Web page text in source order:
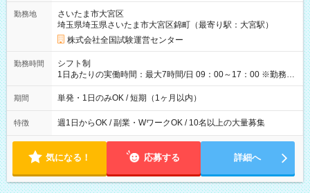
例】 ・河合塾模擬試験 8:30～17:30（休憩1時間） 時給1,300円
×8時間＝日収10,400円＋交通費 ※当日の役割により時給＋100
円の場合あり ・国家試験 7:00～13:30（休憩なし） 時給1,300
円（役割手当＋100円）×6時間＝日収8,400円＋交通費 【試用期
間】試用期間なし
勤務地
さいたま市大宮区
埼玉県埼玉県さいたま市大宮区錦町（最寄り駅：大宮駅）
株式会社全国試験運営センター
勤務時間
シフト制
1日あたりの実働時間：最大7時間/日 09：00～17：00 ※勤務時
間は 試験により異なります。
期間 単発・1日のみOK / 短期（1ヶ月以内）
特徴 週1日からOK / 副業・WワークOK / 10名以上の大量募集
気になる！ 応募する 詳細へ